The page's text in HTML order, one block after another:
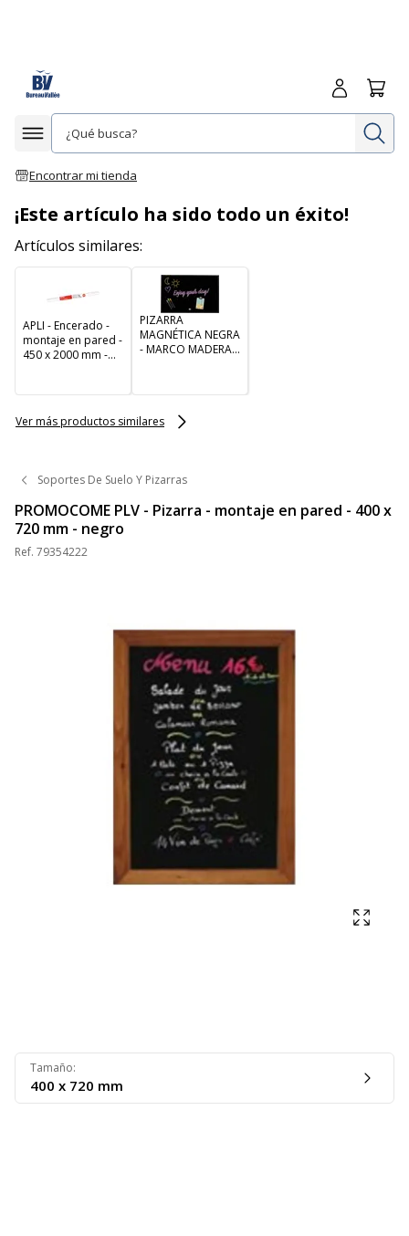
Afficher la navigation
Encontrar mi tienda
Iniciar
¡Este artículo ha sido todo un éxito!
Artículos similares:
APLI - Encerado -
montaje en pared -
450 x 2000 mm -
PIZARRA
MAGNÉTICA NEGRA
- MARCO MADERA -
COMPLEMENTOS
OXFORD
Ver más productos similares
Soportes De Suelo Y Pizarras
PROMOCOME PLV - Pizarra - montaje en pared - 400 x
720 mm - negro
Ref. 79354222
Tamaño:
400 x 720 mm